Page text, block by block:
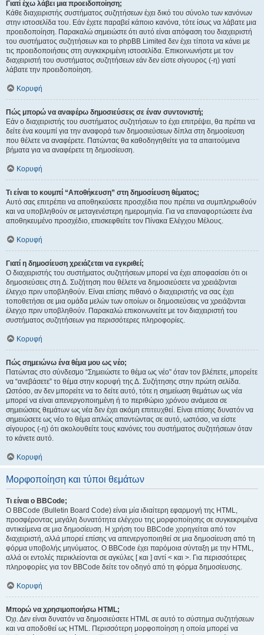
Γιατί έχω λάβει μια προειδοποίηση;
Κάθε διαχειριστής συστήματος συζητήσεων έχει δικό του σύνολο των κανόνων
στην ιστοσελίδα του. Εάν έχετε παραβεί κάποιο κανόνα, τότε ίσως να λάβατε μια
προειδοποίηση. Παρακαλώ σημειώστε ότι αυτό είναι απόφαση του διαχειριστή
του συστήματος συζητήσεων και το phpBB Limited δεν έχει τίποτα να κάνει με
τις προειδοποιήσεις στη συγκεκριμένη ιστοσελίδα. Επικοινωνήστε με τον
διαχειριστή του συστήματος συζητήσεων εάν δεν είστε σίγουρος (-η) γιατί
λάβατε την προειδοποίηση.
Κορυφή
Πώς μπορώ να αναφέρω δημοσιεύσεις σε έναν συντονιστή;
Εάν ο διαχειριστής του συστήματος συζητήσεων το έχει επιτρέψει, θα πρέπει να
δείτε ένα κουμπί για την αναφορά των δημοσιεύσεων δίπλα στη δημοσίευση
που θέλετε να αναφέρετε. Πατώντας θα καθοδηγηθείτε για τα απαιτούμενα
βήματα για να αναφέρετε τη δημοσίευση.
Κορυφή
Τι είναι το κουμπί “Αποθήκευση” στη δημοσίευση θέματος;
Αυτό σας επιτρέπει να αποθηκεύσετε προσχέδια που πρέπει να συμπληρωθούν
και να υποβληθούν σε μεταγενέστερη ημερομηνία. Για να επαναφορτώσετε ένα
αποθηκευμένο προσχέδιο, επισκεφθείτε τον Πίνακα Ελέγχου Μέλους.
Κορυφή
Γιατί η δημοσίευση χρειάζεται να εγκριθεί;
Ο διαχειριστής του συστήματος συζητήσεων μπορεί να έχει αποφασίσει ότι οι
δημοσιεύσεις στη Δ. Συζήτηση που θέλετε να δημοσιεύσετε να χρειάζονται
έλεγχο πριν υποβληθούν. Είναι επίσης πιθανό ο διαχειριστής να σας έχει
τοποθετήσει σε μια ομάδα μελών των οποίων οι δημοσιεύσεις να χρειάζονται
έλεγχο πριν υποβληθούν. Παρακαλώ επικοινωνείτε με τον διαχειριστή του
συστήματος συζητήσεων για περισσότερες πληροφορίες.
Κορυφή
Πώς σημειώνω ένα θέμα μου ως νέο;
Πατώντας στο σύνδεσμο “Σημειώστε το θέμα ως νέο” όταν τον βλέπετε, μπορείτε
να “ανεβάσετε” το θέμα στην κορυφή της Δ. Συζήτησης στην πρώτη σελίδα.
Ωστόσο, αν δεν μπορείτε να το δείτε αυτό, τότε η σημείωση θεμάτων ως νέα
μπορεί να είναι απενεργοποιημένη ή το περιθώριο χρόνου ανάμεσα σε
σημειώσεις θεμάτων ως νέα δεν έχει ακόμη επιτευχθεί. Είναι επίσης δυνατόν να
σημειώσετε ως νέο το θέμα απλώς απαντώντας σε αυτό, ωστόσο, να είστε
σίγουρος (-η) ότι ακολουθείτε τους κανόνες του συστήματος συζητήσεων όταν
το κάνετε αυτό.
Κορυφή
Μορφοποίηση και τύποι θεμάτων
Τι είναι ο BBCode;
Ο BBCode (Bulletin Board Code) είναι μία ιδιαίτερη εφαρμογή της HTML,
προσφέροντας μεγάλη δυνατότητα ελέγχου της μορφοποίησης σε συγκεκριμένα
αντικείμενα σε μια δημοσίευση. Η χρήση του BBCode χορηγείται από τον
διαχειριστή, αλλά μπορεί επίσης να απενεργοποιηθεί σε μια δημοσίευση από τη
φόρμα υποβολής μηνύματος. Ο BBCode έχει παρόμοια σύνταξη με την HTML,
αλλά οι εντολές περικλείονται σε αγκύλες [ και ] αντί < και >. Για περισσότερες
πληροφορίες για τον BBCode δείτε τον οδηγό από τη φόρμα δημοσίευσης.
Κορυφή
Μπορώ να χρησιμοποιήσω HTML;
Όχι. Δεν είναι δυνατόν να δημοσιεύσετε HTML σε αυτό το σύστημα συζητήσεων
και να αποδοθεί ως HTML. Περισσότερη μορφοποίηση η οποία μπορεί να